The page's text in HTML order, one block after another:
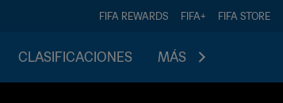
FIFA REWARDS FIFA+ FIFA STORE
CLASIFICACIONES MÁS